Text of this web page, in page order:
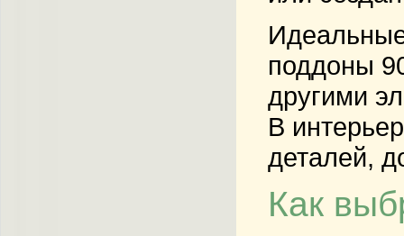
поддоны
другими
В
деталей,
Как